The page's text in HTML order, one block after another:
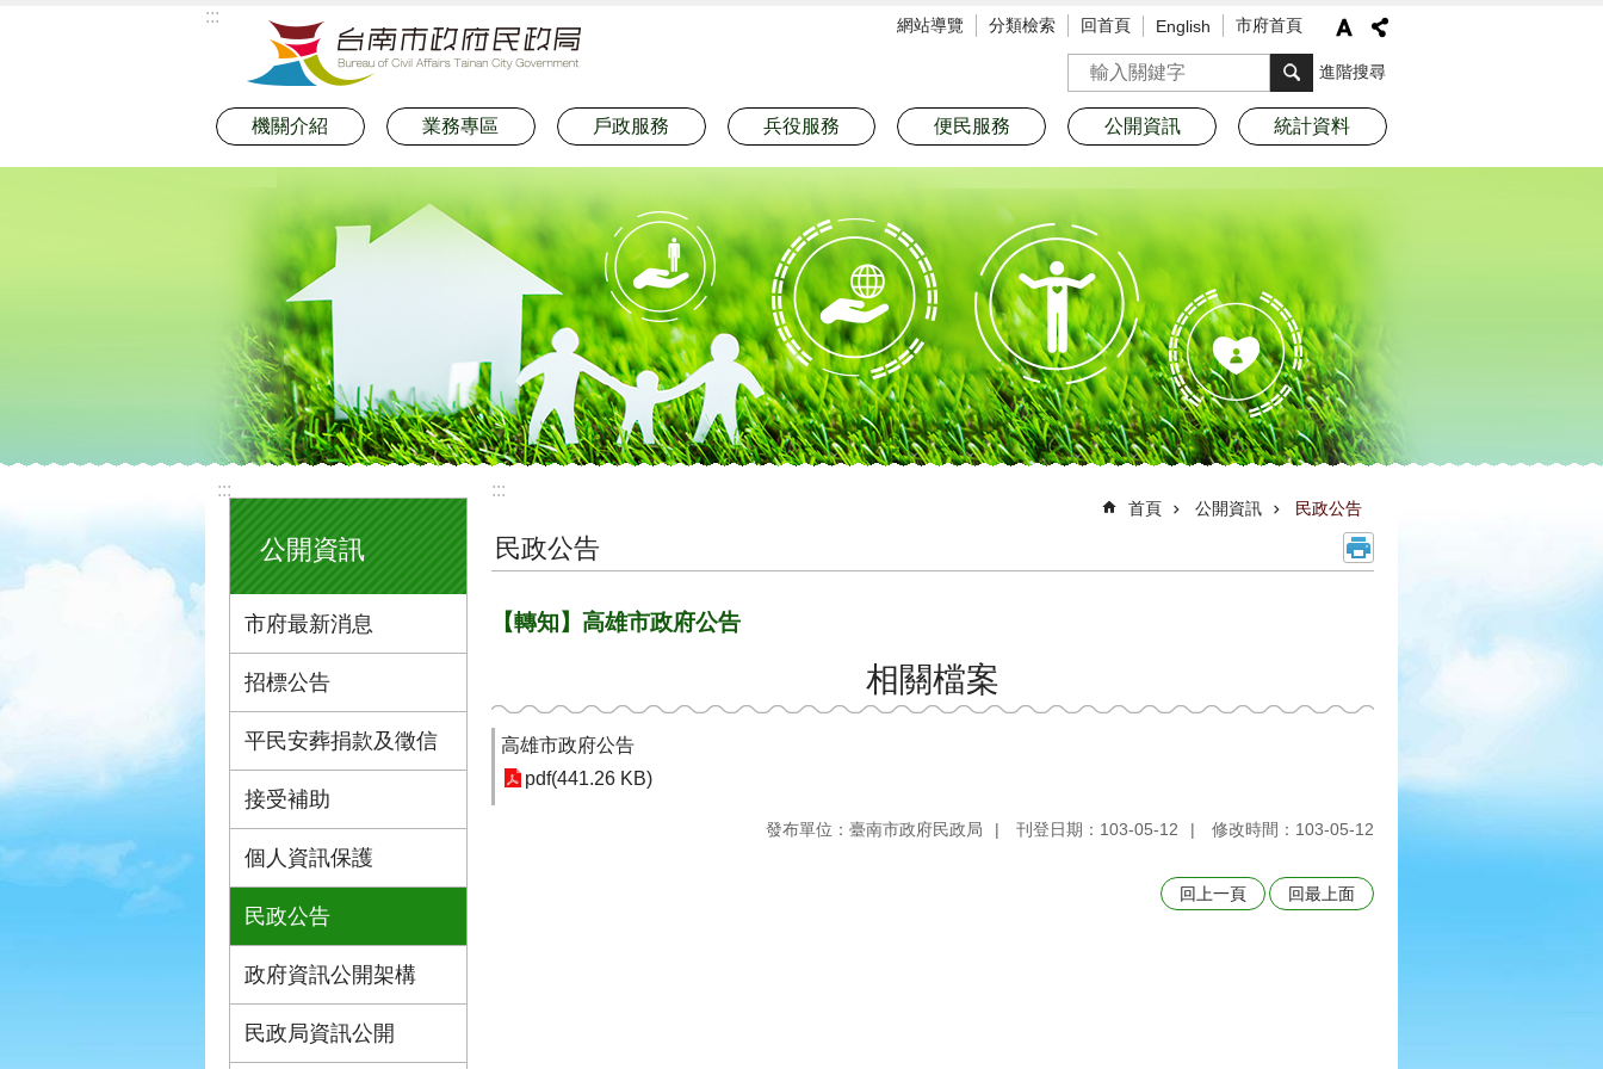
::: 網站導覽 分類檢索 回首頁 English 市府首頁
搜尋 進階搜尋
機關介紹 業務專區 戶政服務 兵役服務 便民服務 公開資訊 統計資料
:::
公開資訊
市府最新消息
招標公告
平民安葬捐款及徵信
接受補助
個人資訊保護
民政公告
政府資訊公開架構
民政局資訊公開
:::
首頁 公開資訊 民政公告
民政公告
【轉知】高雄市政府公告
相關檔案
高雄市政府公告
pdf(441.26 KB)
發布單位：臺南市政府民政局 刊登日期：103-05-12 修改時間：103-05-12
回上一頁 回最上面